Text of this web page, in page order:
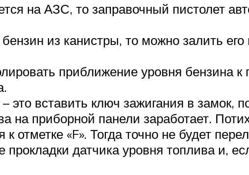
на АЗС, то заправочный пистолет
из канистры, то можно залить его
приближение уровня бензина к
вставить ключ зажигания в замок,
на приборной панели заработает.
к отметке «F». Тогда точно не будет
датчика уровня топлива и,